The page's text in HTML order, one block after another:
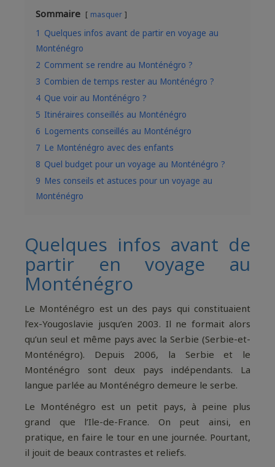
Sommaire masquer
1 Quelques infos avant de partir en voyage au
Monténégro
2 Comment se rendre au Monténégro ?
3 Combien de temps rester au Monténégro ?
4 Que voir au Monténégro ?
5 Itinéraires conseillés au Monténégro
6 Logements conseillés au Monténégro
7 Le Monténégro avec des enfants
8 Quel budget pour un voyage au Monténégro ?
9 Mes conseils et astuces pour un voyage au
Monténégro
Quelques infos avant de
partir en voyage au
Monténégro
Le Monténégro est un des pays qui constituaient
l’ex-Yougoslavie jusqu’en 2003. Il ne formait alors
qu’un seul et même pays avec la Serbie (Serbie-et-
Monténégro). Depuis 2006, la Serbie et le
Monténégro sont deux pays indépendants. La
langue parlée au Monténégro demeure le serbe.
Le Monténégro est un petit pays, à peine plus
grand que l’Ile-de-France. On peut ainsi, en
pratique, en faire le tour en une journée. Pourtant,
il jouit de beaux contrastes et reliefs.